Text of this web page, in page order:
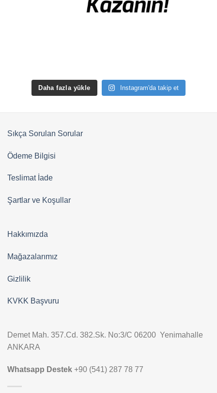
Daha fazla yükle Instagram'da takip et
Sıkça Sorulan Sorular
Ödeme Bilgisi
Teslimat İade
Şartlar ve Koşullar
Hakkımızda
Mağazalarımız
Gizlilik
KVKK Başvuru
Demet Mah. 357.Cd. 382.Sk. No:3/C 06200 Yenimahalle
ANKARA
Whatsapp Destek +90 (541) 287 78 77